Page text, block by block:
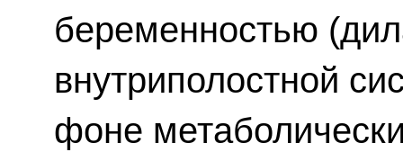
беременностью
внутриполостной
фоне